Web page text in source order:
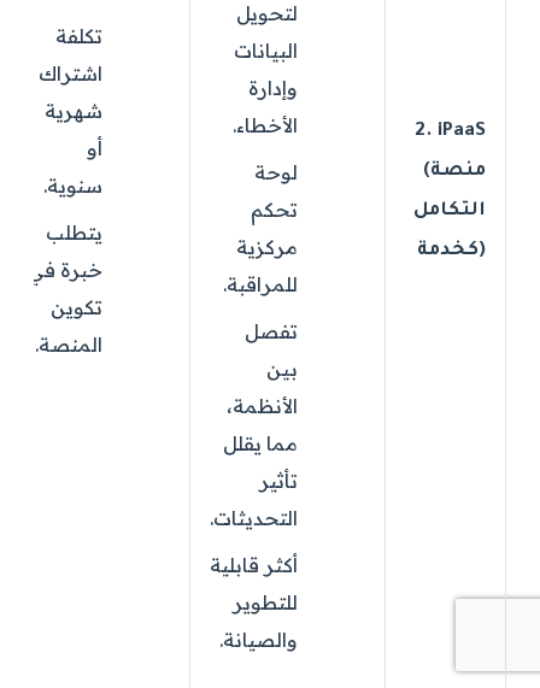
2. iPaaS
(منصة
التكامل
كخدمة)
لتحويل
البيانات
وإدارة
الأخطاء.
لوحة
تحكم
مركزية
للمراقبة.
تفصل
بين
الأنظمة،
مما يقلل
تأثير
التحديثات.
أكثر قابلية
للتطوير
والصيانة.
تكلفة
اشتراك
شهرية
أو
سنوية.
يتطلب
خبرة في
تكوين
المنصة.